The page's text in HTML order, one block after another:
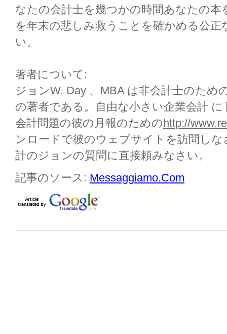
なたの会計士を幾つかの時間あなたの
を年末の悲しみ救うことを確かめる公
い。
著者について:
ジョンW. Day 、MBA は非会計士のため
の著者である。自由な小さい企業会計 に
会計問題の彼の月報のためのhttp://
ンロードで彼のウェブサイトを訪問し
計のジョンの質問に直接頼みなさい。
記事のソース: Messaggiamo.Com